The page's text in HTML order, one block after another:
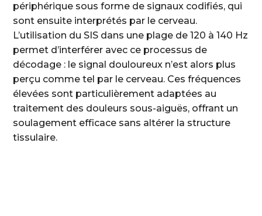
périphérique sous forme de signaux codifiés, qui
sont ensuite interprétés par le cerveau.
L’utilisation du SIS dans une plage de 120 à 140 Hz
permet d’interférer avec ce processus de
décodage : le signal douloureux n’est alors plus
perçu comme tel par le cerveau. Ces fréquences
élevées sont particulièrement adaptées au
traitement des douleurs sous-aiguës, offrant un
soulagement efficace sans altérer la structure
tissulaire.